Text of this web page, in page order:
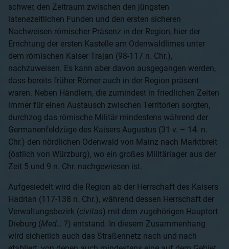
schwer, den Zeitraum zwischen den jüngsten
latenezeitlichen Funden und den ersten sicheren
Nachweisen römischer Präsenz in der Region, hier der
Errichtung der ersten Kastelle am Odenwaldlimes unter
dem römischen Kaiser Trajan (98-117 n. Chr.),
nachzuweisen. Es kann aber davon ausgegangen werden,
dass bereits früher Römer auch in der Region präsent
waren. Neben Händlern, die zumindest in friedlichen Zeiten
immer für einen Austausch zwischen Territorien sorgten,
durchzog das römische Militär mindestens während der
Germanenfeldzüge des Kaisers Augustus (31 v. – 14. n.
Chr.) den nördlichen Odenwald von Mainz nach Marktbreit
(östlich von Würzburg), wo ein großes Militärlager aus der
Zeit 5 und 9 n. Chr. nachgewiesen ist.
Aufgesiedelt wird die Region ab der Herrschaft des Kaisers
Hadrian (117-138 n. Chr.), während dessen Herrschaft der
Verwaltungsbezirk (civitas) mit dem zugehörigen Hauptort
Dieburg (Med… ?) entstand. In diesem Zusammenhang
wird sicherlich auch das Straßennetz nach und nach